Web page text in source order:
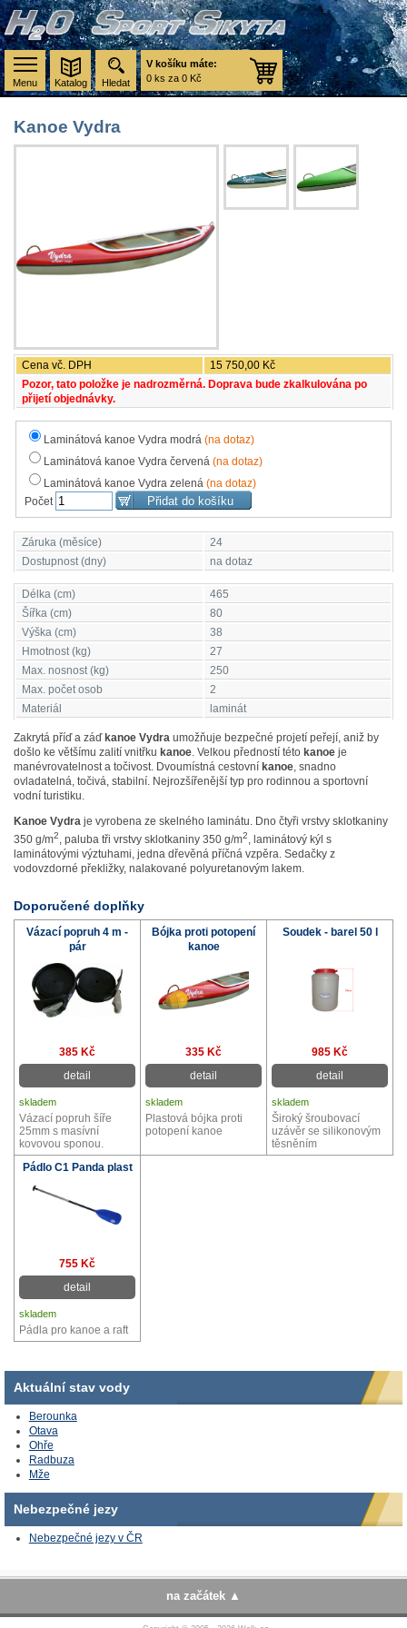
Menu
V košíku máte:
0 ks za 0 Kč
Hledat
Kanoe Vydra
Cena vč. DPH
15 750,00 Kč
Pozor, tato položke je nadrozměrná. Doprava bude zkalkulována po
přijetí objednávky.
Laminátová kanoe Vydra modrá (na dotaz)
Laminátová kanoe Vydra červená (na dotaz)
Laminátová kanoe Vydra zelená (na dotaz)
Počet
Záruka (měsíce)
24
Dostupnost (dny)
na dotaz
Délka (cm)
465
Šířka (cm)
80
Výška (cm)
38
Hmotnost (kg)
27
Max. nosnost (kg)
250
Max. počet osob
2
Materiál
laminát
Zakrytá příď a záď kanoe Vydra umožňuje bezpečné projetí peřejí, aniž by
došlo ke většímu zalití vnitřku kanoe. Velkou předností této kanoe je
manévrovatelnost a točivost. Dvoumístná cestovní kanoe, snadno
ovladatelná, točivá, stabilní. Nejrozšířenější typ pro rodinnou a sportovní
vodní turistiku.
Kanoe Vydra je vyrobena ze skelného laminátu. Dno čtyři vrstvy sklotkaniny
350 g/m2, paluba tři vrstvy sklotkaniny 350 g/m2, laminátový kýl s
laminátovými výztuhami, jedna dřevěná příčná vzpěra. Sedačky z
vodovzdorné překližky, nalakované polyuretanovým lakem.
Doporučené doplňky
Vázací popruh 4 m -
pár
Bójka proti potopení
kanoe
Soudek - barel 50 l
385 Kč
detail
335 Kč
detail
985 Kč
detail
skladem skladem skladem
Vázací popruh šíře
25mm s masívní
kovovou sponou.
Plastová bójka proti
potopení kanoe
Široký šroubovací
uzávěr se silikonovým
těsněním
Pádlo C1 Panda plast
755 Kč
detail
skladem
Pádla pro kanoe a raft
Katalog
Aktuální stav vody
Berounka
Otava
Ohře
Radbuza
Mže
Nebezpečné jezy
Nebezpečné jezy v ČR
na začátek